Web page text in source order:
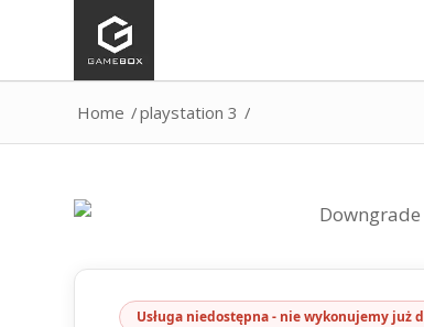
Home /playstation 3 /
Usługa niedostępna - nie wykonujemy już